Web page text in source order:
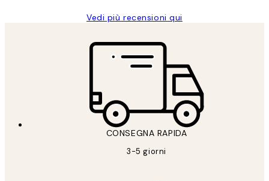
Vedi più recensioni qui
CONSEGNA RAPIDA
3-5 giorni